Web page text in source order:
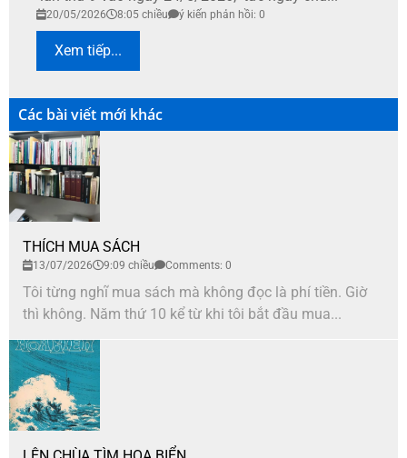
20/05/2026 8:05 chiều ý kiến phản hồi: 0
Xem tiếp...
Các bài viết mới khác
THÍCH MUA SÁCH
13/07/2026 9:09 chiều Comments: 0
Tôi từng nghĩ mua sách mà không đọc là phí tiền. Giờ
thì không. Năm thứ 10 kể từ khi tôi bắt đầu mua...